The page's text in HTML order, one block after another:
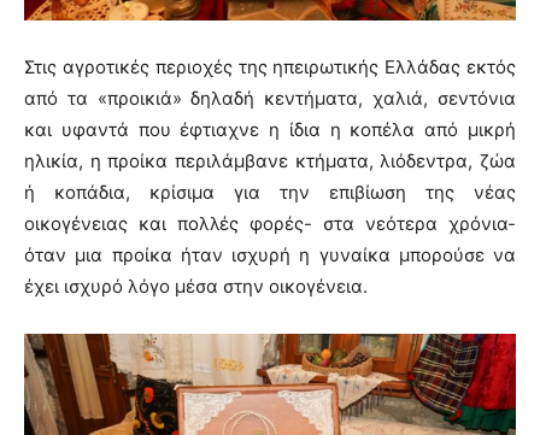
Στις αγροτικές περιοχές της ηπειρωτικής Ελλάδας εκτός
από τα «προικιά» δηλαδή κεντήματα, χαλιά, σεντόνια
και υφαντά που έφτιαχνε η ίδια η κοπέλα από μικρή
ηλικία, η προίκα περιλάμβανε κτήματα, λιόδεντρα, ζώα
ή κοπάδια, κρίσιμα για την επιβίωση της νέας
οικογένειας και πολλές φορές- στα νεότερα χρόνια-
όταν μια προίκα ήταν ισχυρή η γυναίκα μπορούσε να
έχει ισχυρό λόγο μέσα στην οικογένεια.